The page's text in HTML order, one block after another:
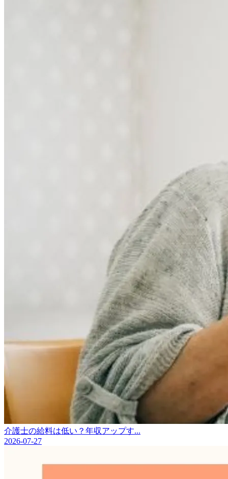
介護士の給料は低い？年収アップす...
2026-07-27